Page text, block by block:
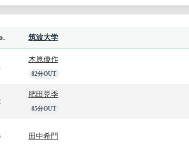
筑波大学
木原優作
82分OUT
肥田晃季
85分OUT
田中希門